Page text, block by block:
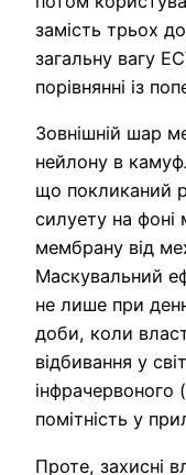
замість трьох
загальну вагу
порівнянні із
Зовнішній шар
нейлону в
що покликаний
силуету на фоні
мембрану від
Маскувальний
не лише при
доби, коли
відбивання у
помітність у
Проте, захисні